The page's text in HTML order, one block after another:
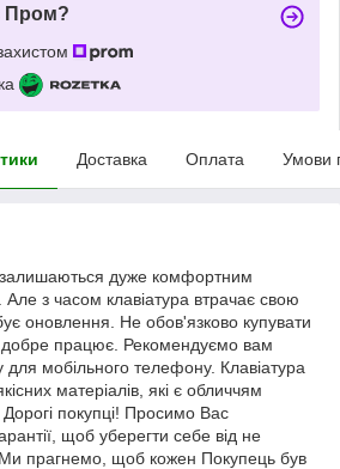
Пром?
Доставка Оплата Умови
дуже комфортним
Але з часом клавіатура втрачає свою
оновлення. Не обов'язково купувати
працює. Рекомендуємо вам
для мобільного телефону. Клавіатура
матеріалів, які є обличчям
покупці! Просимо Вас
щоб уберегти себе від не
Ми прагнемо, щоб кожен Покупець був